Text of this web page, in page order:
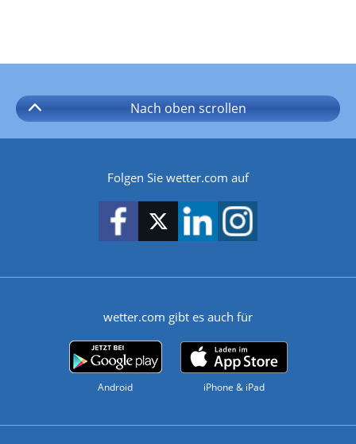
Nach oben scrollen
Folgen Sie wetter.com auf
wetter.com gibt es auch für
Android iPhone & iPad